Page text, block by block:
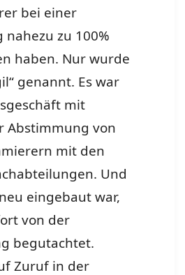
bei einer
nahezu zu 100%
haben. Nur wurde
genannt. Es war
mit
Abstimmung von
mit den
Und
eingebaut war,
von der
begutachtet.
Zuruf in der